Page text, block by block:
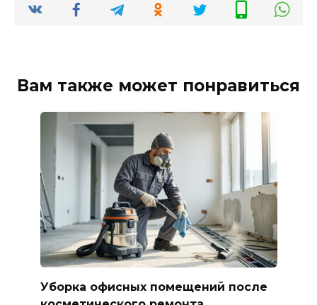
Вам также может понравиться
Уборка офисных помещений после